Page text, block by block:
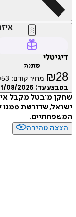
דיגיטלי
מתנה
₪28 מחיר קודם: 53
במבצע עד: 08/2026
שחקן מובטל מקבל
ישראל, שדורשת ממנו
המשפחתיים.
הצצה מהירה